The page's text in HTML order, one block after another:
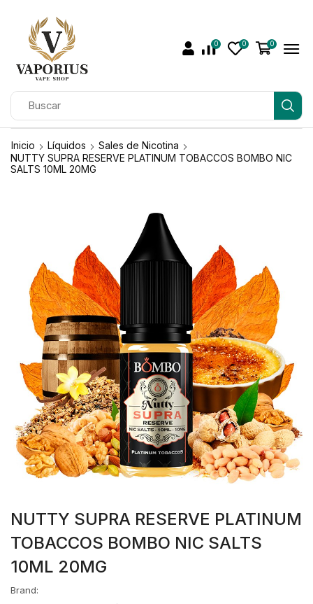
0 0 0
Inicio Líquidos
Sales de Nicotina
NUTTY SUPRA RESERVE PLATINUM TOBACCOS BOMBO NIC
SALTS 10ML 20MG
NUTTY SUPRA RESERVE PLATINUM
TOBACCOS BOMBO NIC SALTS
10ML 20MG
Brand: